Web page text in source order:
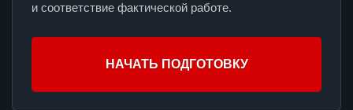
и соответствие фактической работе.
НАЧАТЬ ПОДГОТОВКУ